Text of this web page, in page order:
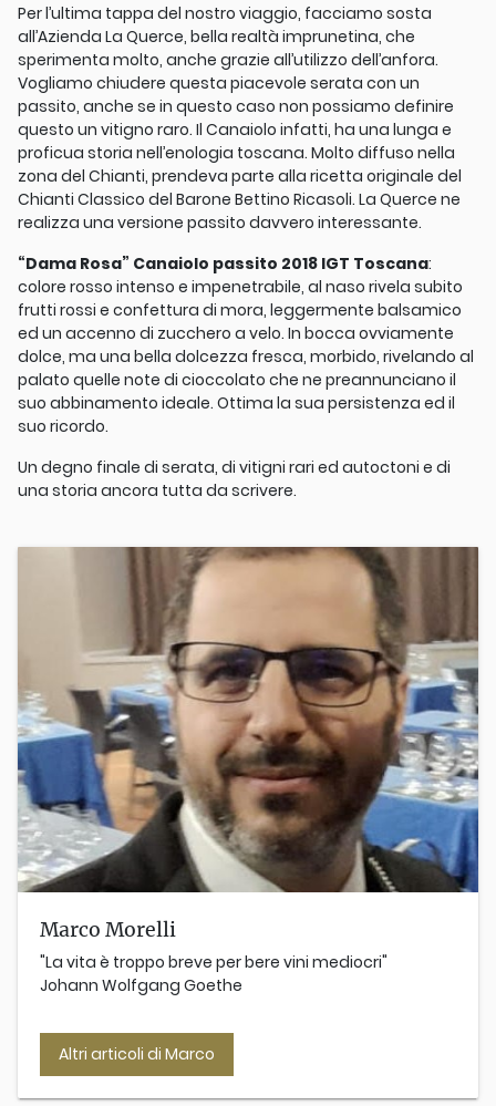
Per l’ultima tappa del nostro viaggio, facciamo sosta
all’Azienda La Querce, bella realtà imprunetina, che
sperimenta molto, anche grazie all’utilizzo dell’anfora.
Vogliamo chiudere questa piacevole serata con un
passito, anche se in questo caso non possiamo definire
questo un vitigno raro. Il Canaiolo infatti, ha una lunga e
proficua storia nell’enologia toscana. Molto diffuso nella
zona del Chianti, prendeva parte alla ricetta originale del
Chianti Classico del Barone Bettino Ricasoli. La Querce ne
realizza una versione passito davvero interessante.
“Dama Rosa” Canaiolo passito 2018 IGT Toscana:
colore rosso intenso e impenetrabile, al naso rivela subito
frutti rossi e confettura di mora, leggermente balsamico
ed un accenno di zucchero a velo. In bocca ovviamente
dolce, ma una bella dolcezza fresca, morbido, rivelando al
palato quelle note di cioccolato che ne preannunciano il
suo abbinamento ideale. Ottima la sua persistenza ed il
suo ricordo.
Un degno finale di serata, di vitigni rari ed autoctoni e di
una storia ancora tutta da scrivere.
Marco Morelli
"La vita è troppo breve per bere vini mediocri"
​Johann Wolfgang Goethe
Altri articoli di Marco